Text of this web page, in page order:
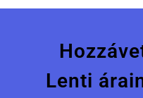
Lenti